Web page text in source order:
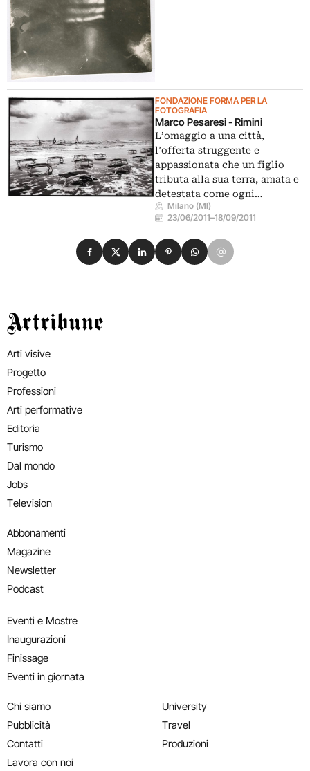
FONDAZIONE FORMA PER LA
FOTOGRAFIA
Marco Pesaresi - Rimini
L’omaggio a una città,
l’offerta struggente e
appassionata che un figlio
tributa alla sua terra, amata e
detestata come ogni…
Milano (MI)
23/06/2011–18/09/2011
Condividi su Facebook
Condividi su X
Condividi su LinkedIn
Condividi su Pinterest
Condividi su WhatsApp
Condividi su Email
Artribune
Arti visive
Progetto
Professioni
Arti performative
Editoria
Turismo
Dal mondo
Jobs
Television
Abbonamenti
Magazine
Newsletter
Podcast
Eventi e Mostre
Inaugurazioni
Finissage
Eventi in giornata
Chi siamo
Pubblicità
Contatti
Lavora con noi
University
Travel
Produzioni